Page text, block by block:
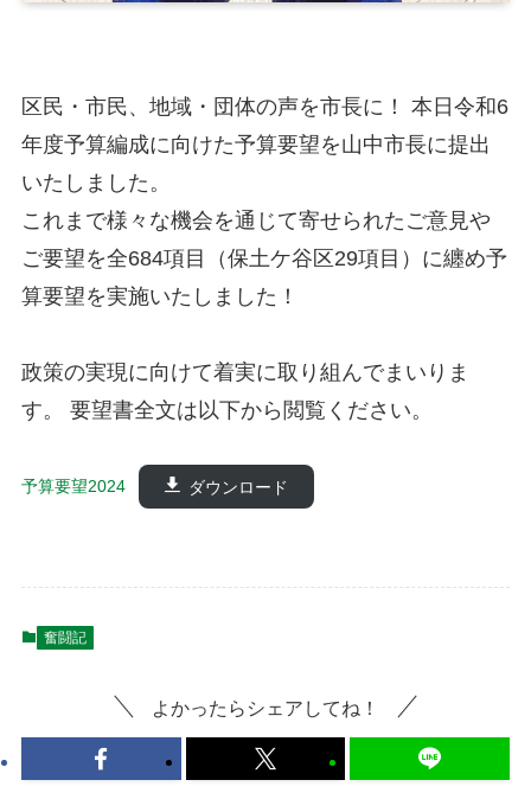
区民・市民、地域・団体の声を市長に！ 本日令和6
年度予算編成に向けた予算要望を山中市長に提出
いたしました。
これまで様々な機会を通じて寄せられたご意見や
ご要望を全684項目（保土ケ谷区29項目）に纏め予
算要望を実施いたしました！
政策の実現に向けて着実に取り組んでまいりま
す。 要望書全文は以下から閲覧ください。
予算要望2024 ダウンロード
奮闘記
よかったらシェアしてね！